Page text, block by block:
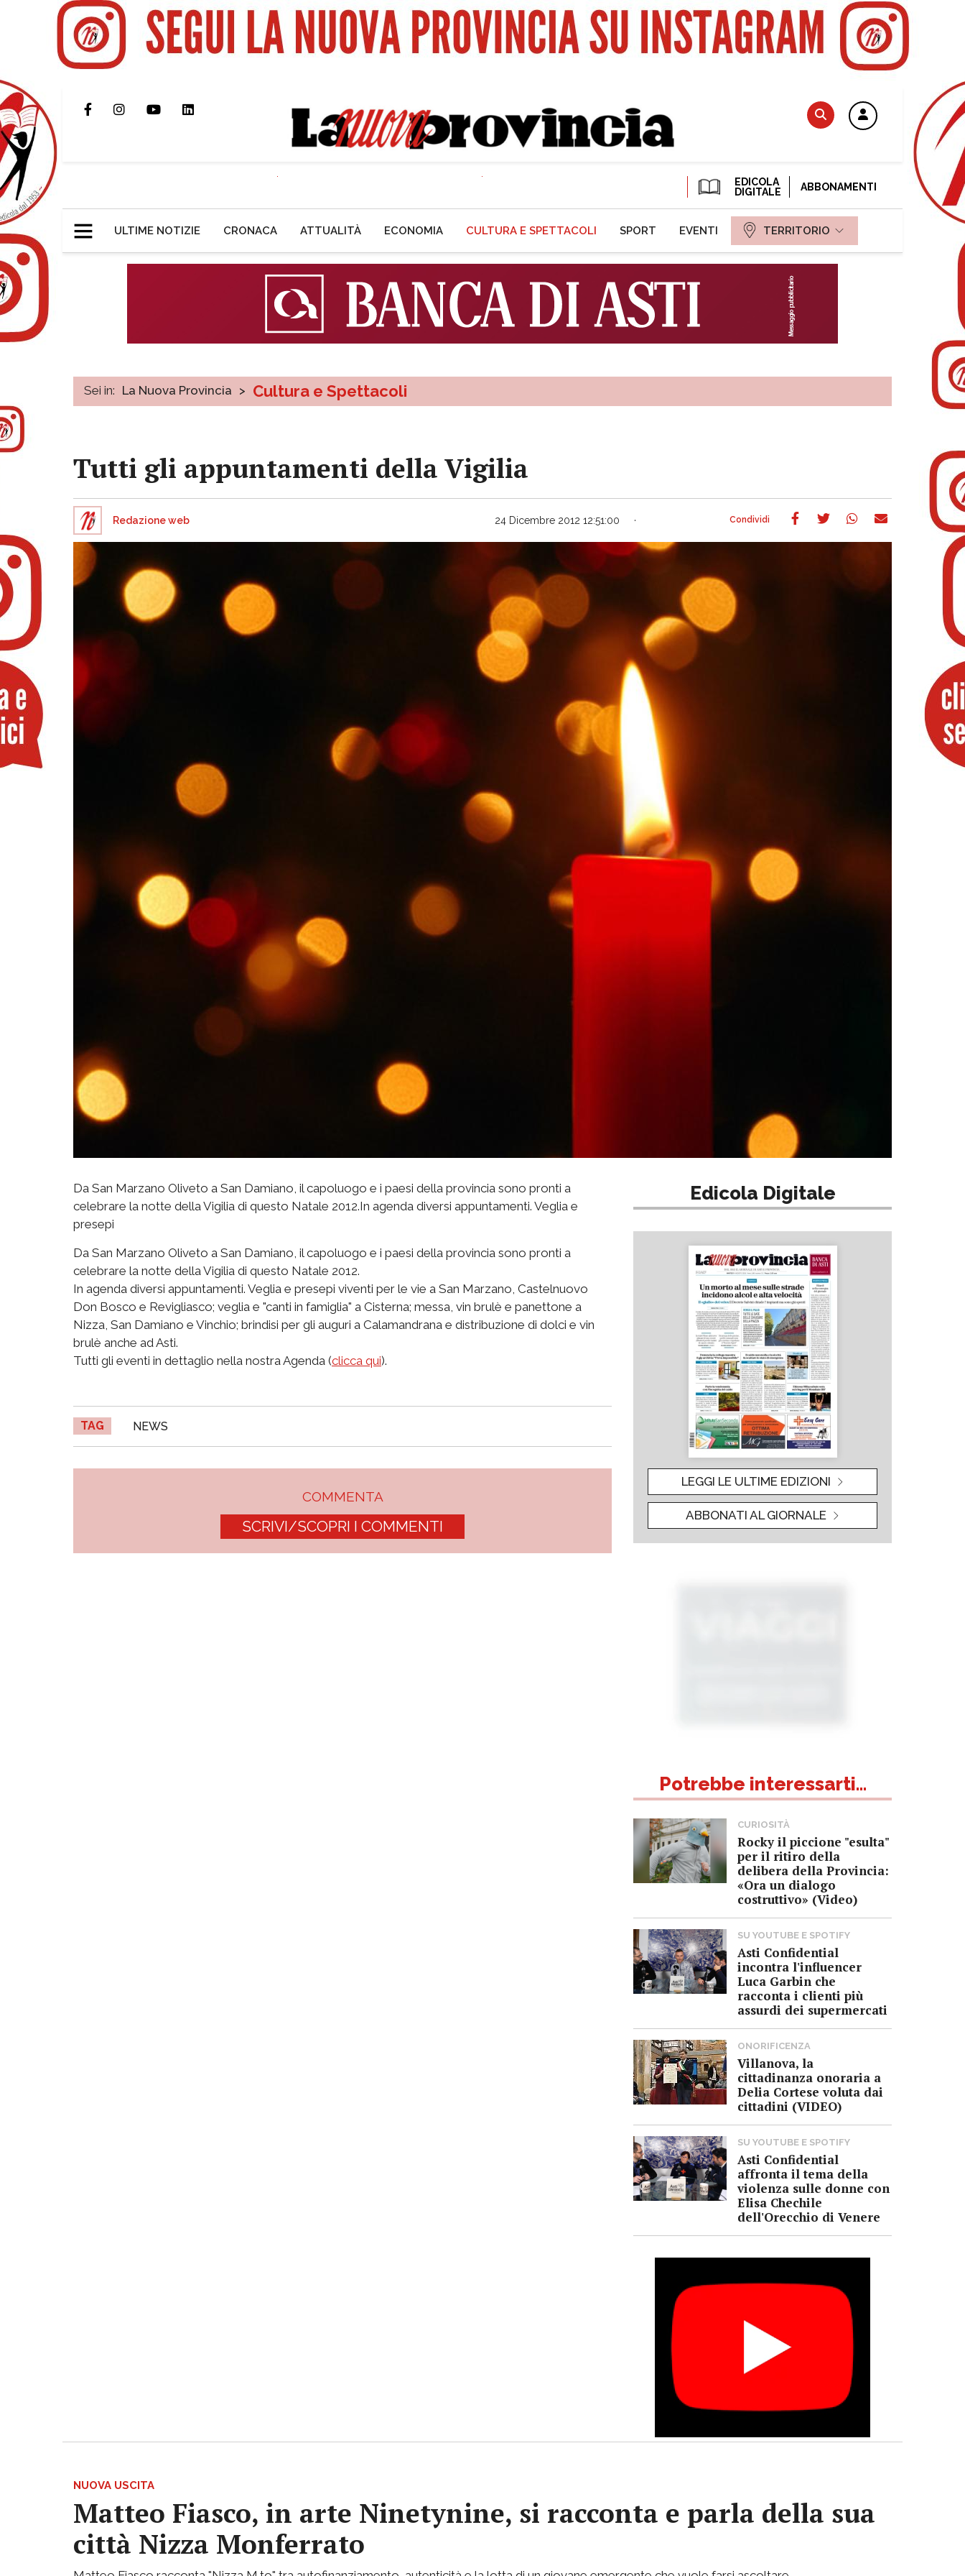
EDICOLA
DIGITALE
ABBONAMENTI
ULTIME NOTIZIE CRONACA ATTUALITÀ ECONOMIA CULTURA E SPETTACOLI SPORT EVENTI TERRITORIO
Sei in: La Nuova Provincia > Cultura e Spettacoli
Tutti gli appuntamenti della Vigilia
Redazione web 24 Dicembre 2012 12:51:00
Da San Marzano Oliveto a San Damiano, il capoluogo e i paesi della provincia sono pronti a
celebrare la notte della Vigilia di questo Natale 2012.In agenda diversi appuntamenti. Veglia e
presepi
Da San Marzano Oliveto a San Damiano, il capoluogo e i paesi della provincia sono pronti a
celebrare la notte della Vigilia di questo Natale 2012.
In agenda diversi appuntamenti. Veglia e presepi viventi per le vie a San Marzano, Castelnuovo
Don Bosco e Revigliasco; veglia e "canti in famiglia" a Cisterna; messa, vin brulè e panettone a
Nizza, San Damiano e Vinchio; brindisi per gli auguri a Calamandrana e distribuzione di dolci e vin
brulè anche ad Asti.
Tutti gli eventi in dettaglio nella nostra Agenda (clicca qui).
TAG NEWS
COMMENTA
SCRIVI/SCOPRI I COMMENTI
Edicola Digitale
LEGGI LE ULTIME EDIZIONI
ABBONATI AL GIORNALE
Potrebbe interessarti...
CURIOSITÀ
Rocky il piccione "esulta"
per il ritiro della
delibera della Provincia:
«Ora un dialogo
costruttivo» (Video)
SU YOUTUBE E SPOTIFY
Asti Confidential
incontra l'influencer
Luca Garbin che
racconta i clienti più
assurdi dei supermercati
ONORIFICENZA
Villanova, la
cittadinanza onoraria a
Delia Cortese voluta dai
cittadini (VIDEO)
SU YOUTUBE E SPOTIFY
Asti Confidential
affronta il tema della
violenza sulle donne con
Elisa Chechile
dell'Orecchio di Venere
NUOVA USCITA
Matteo Fiasco, in arte Ninetynine, si racconta e parla della sua
città Nizza Monferrato